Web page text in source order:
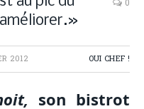
0
2012 OUI CHEF !
son bistrot